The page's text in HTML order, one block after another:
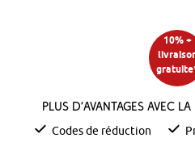
10% +
Plus d’avantages avec
Codes de réduction